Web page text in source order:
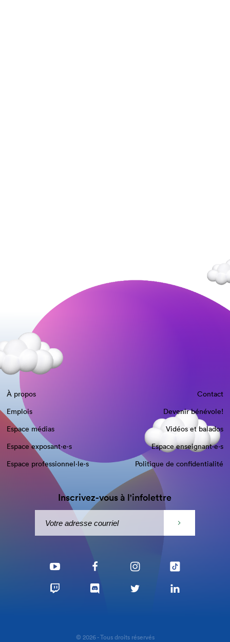
À propos
Contact
Emplois
Devenir bénévole!
Espace médias
Vidéos et balados
Espace exposant·e⋅s
Espace enseignant·e⋅s
Espace professionnel·le⋅s
Politique de confidentialité
Inscrivez-vous à l'infolettre
© 2026 - Tous droits réservés